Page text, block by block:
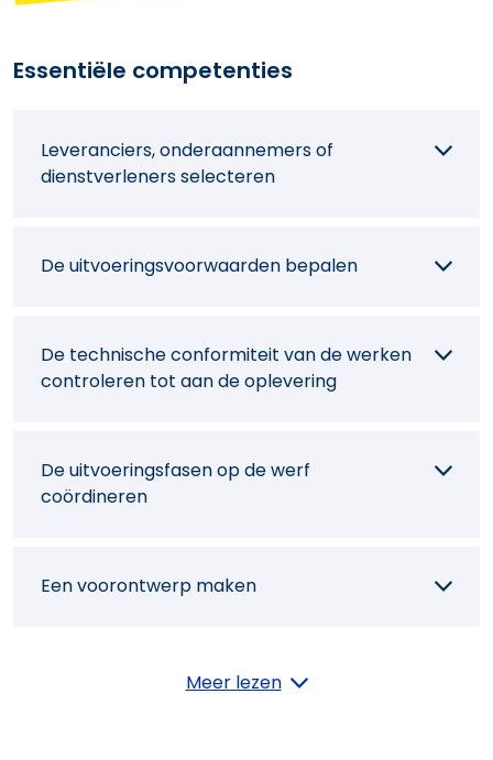
Essentiële competenties
Leveranciers, onderaannemers of
dienstverleners selecteren
De uitvoeringsvoorwaarden bepalen
De technische conformiteit van de werken
controleren tot aan de oplevering
De uitvoeringsfasen op de werf
coördineren
Een voorontwerp maken
Interieurinrichtingen en - indelingen
Meer lezen